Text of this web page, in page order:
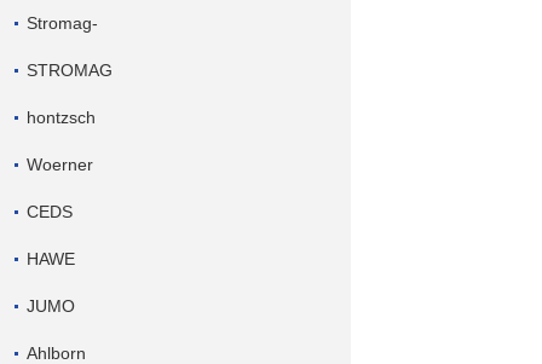
Stromag-
STROMAG
hontzsch
Woerner
CEDS
HAWE
JUMO
Ahlborn